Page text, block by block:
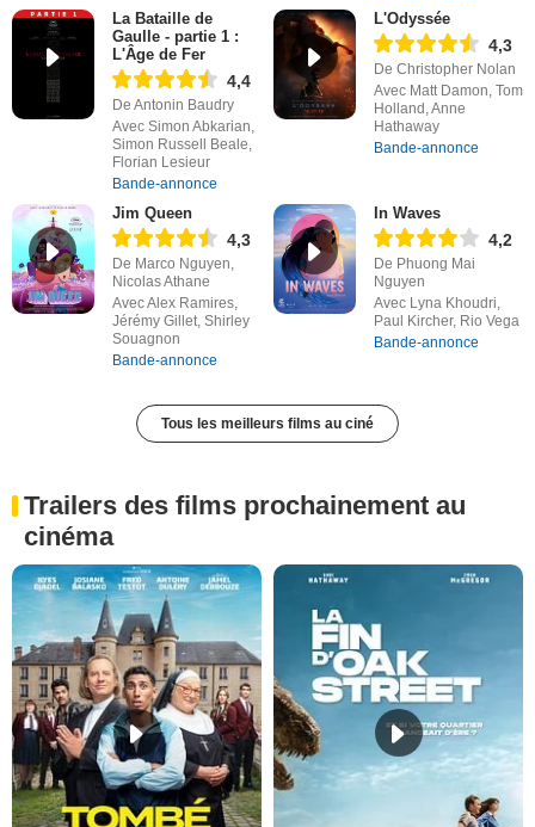
La Bataille de
Gaulle - partie 1 :
L'Âge de Fer
4,4
De Antonin Baudry
Avec Simon Abkarian,
Simon Russell Beale,
Florian Lesieur
Bande-annonce
L'Odyssée
4,3
De Christopher Nolan
Avec Matt Damon, Tom
Holland, Anne
Hathaway
Bande-annonce
Jim Queen
4,3
De Marco Nguyen,
Nicolas Athane
Avec Alex Ramires,
Jérémy Gillet, Shirley
Souagnon
Bande-annonce
In Waves
4,2
De Phuong Mai
Nguyen
Avec Lyna Khoudri,
Paul Kircher, Rio Vega
Bande-annonce
Tous les meilleurs films au ciné
Trailers des films prochainement au
cinéma